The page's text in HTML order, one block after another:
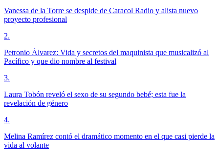
Vanessa de la Torre se despide de Caracol Radio y alista nuevo
proyecto profesional
2.
Petronio Álvarez: Vida y secretos del maquinista que musicalizó al
Pacífico y que dio nombre al festival
3.
Laura Tobón reveló el sexo de su segundo bebé; esta fue la
revelación de género
4.
Melina Ramírez contó el dramático momento en el que casi pierde la
vida al volante